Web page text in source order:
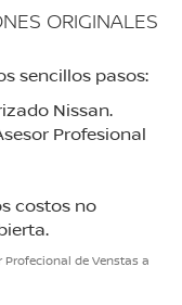
ORIGINALES
sencillos pasos:
Nissan.
Profesional
costos no
de Venstas a